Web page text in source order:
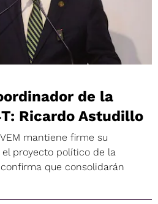
de la
Ricardo Astudillo
mantiene firme su
proyecto político de la
que consolidarán